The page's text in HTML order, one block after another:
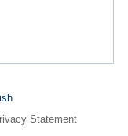
Statement